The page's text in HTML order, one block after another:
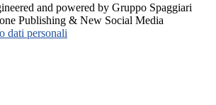
and powered by Gruppo Spaggiari
Publishing & New Social Media
dati personali